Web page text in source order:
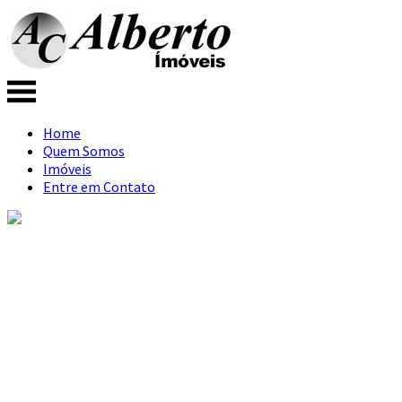
Home
Quem Somos
Imóveis
Entre em Contato